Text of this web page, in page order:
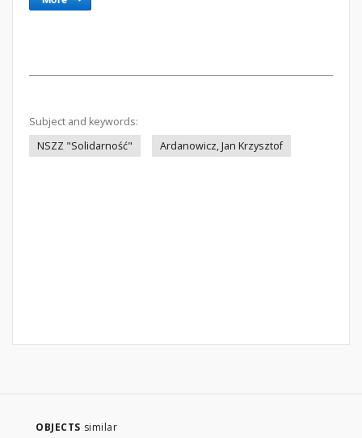
Subject and keywords:
NSZZ "Solidarność"
Ardanowicz, Jan Krzysztof
OBJECTS similar